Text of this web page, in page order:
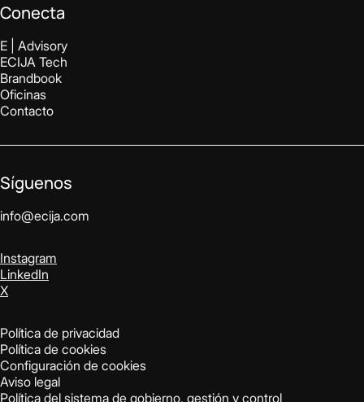
Conecta
E | Advisory
ECIJA Tech
Brandbook
Oficinas
Contacto
Síguenos
info@ecija.com
Instagram
LinkedIn
X
Política de privacidad
Política de cookies
Configuración de cookies
Aviso legal
Política del sistema de gobierno, gestión y control